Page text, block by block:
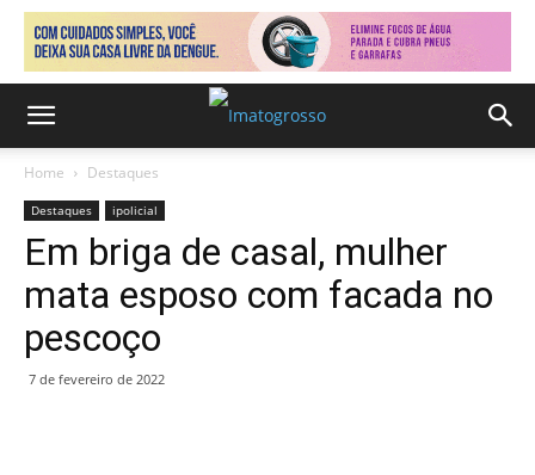
Home Destaques
Destaques ipolicial
Em briga de casal, mulher
mata esposo com facada no
pescoço
7 de fevereiro de 2022